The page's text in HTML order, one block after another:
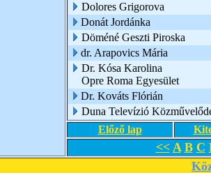
Dolores Grigorova
Donát Jordánka
Döméné Geszti Piroska
dr. Arapovics Mária
Dr. Kósa Karolina
Opre Roma Egyesület
Dr. Kováts Flórián
Duna Televízió
Előző lap
<< A B C